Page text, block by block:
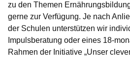
zu den Themen
gerne zur Verfügung. Je nach
der Schulen unterstützen wir
Impulsberatung oder eines 18-
Rahmen der Initiative „Unser